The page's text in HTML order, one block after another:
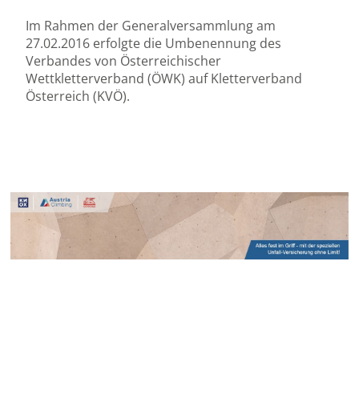
Im Rahmen der Generalversammlung am
27.02.2016 erfolgte die Umbenennung des
Verbandes von Österreichischer
Wettkletterverband (ÖWK) auf Kletterverband
Österreich (KVÖ).